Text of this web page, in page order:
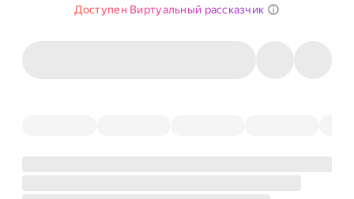
Доступен Виртуальный рассказчик